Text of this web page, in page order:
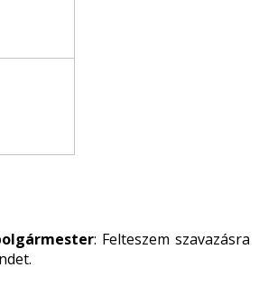
: Felteszem szavazásra